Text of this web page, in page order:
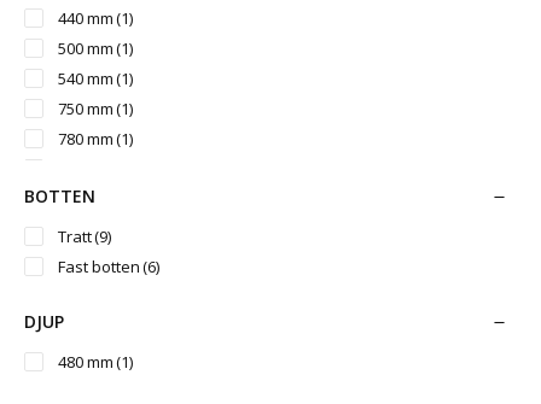
440 mm(1)
500 mm(1)
540 mm(1)
750 mm(1)
780 mm(1)
950 mm
1000 mm
1050 mm(1)
1150 mm
BOTTEN
Tratt(9)
Fast botten(6)
DJUP
480 mm(1)